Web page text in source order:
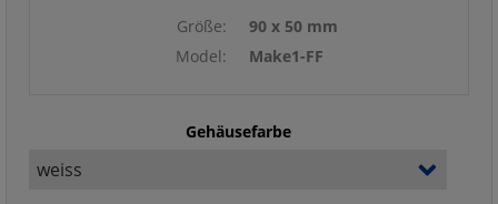
Größe:
90 x 50 mm
Model:
Make1-FF
Gehäusefarbe